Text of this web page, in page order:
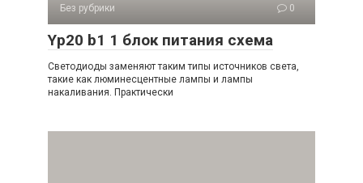
Без рубрики 0
Yp20 b1 1 блок питания схема
Светодиоды заменяют таким типы источников света,
такие как люминесцентные лампы и лампы
накаливания. Практически